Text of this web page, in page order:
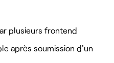
plusieurs frontend
après soumission d'un